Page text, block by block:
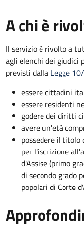
A chi è
Il servizio è rivolto a
agli elenchi dei giudici
previsti dalla Legge
essere cittadini
essere residenti
godere dei diritti
avere un'età
possedere il titolo
per l'iscrizione
d'Assise (primo
di secondo grado
popolari di Corte